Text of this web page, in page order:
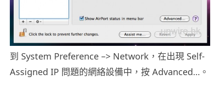
到 System Preference –> Network，在出現 Self-
Assigned IP 問題的網絡設備中，按 Advanced…。